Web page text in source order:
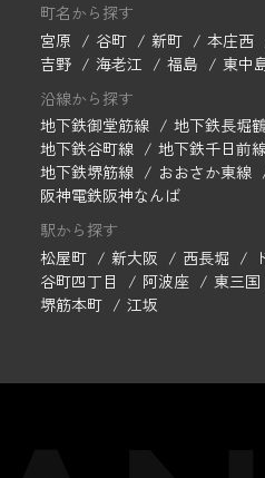
町名から探す
宮原
谷町 新町 本庄西
吉野
海老江 福島
東中
沿線から探す
地下鉄御堂筋線
地下鉄長堀
地下鉄谷町線
地下鉄千日前
地下鉄堺筋線
おおさか東線
阪神電鉄阪神なんば
駅から探す
松屋町
新大阪 西長堀
谷町四丁目
阿波座 東三国
堺筋本町
江坂